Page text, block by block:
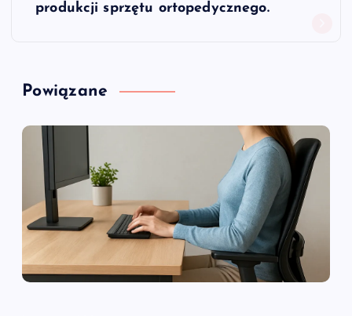
a
c
w
p
produkcji sprzętu ortopedycznego.
Powiązane